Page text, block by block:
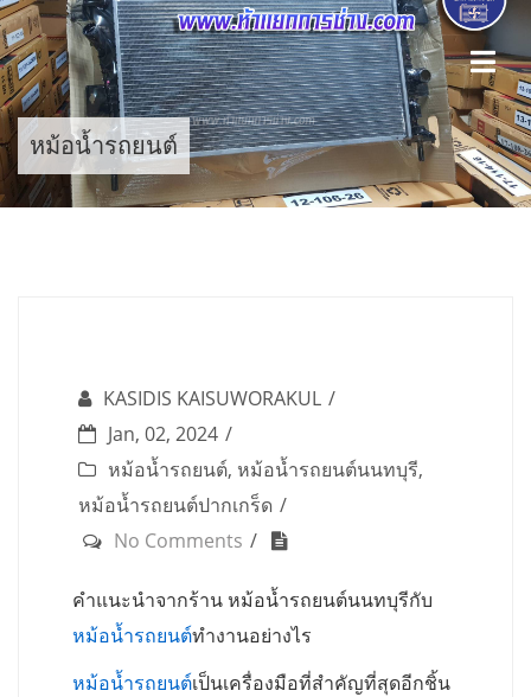
Skip
to
content
หม้อน้ำรถยนต์
KASIDIS KAISUWORAKUL
Jan, 02, 2024
หม้อน้ำรถยนต์, หม้อน้ำรถยนต์นนทบุรี,
หม้อน้ำรถยนต์ปากเกร็ด
No Comments
คำแนะนำจากร้าน หม้อน้ำรถยนต์นนทบุรีกับ
หม้อน้ำรถยนต์ทำงานอย่างไร
หม้อน้ำรถยนต์เป็นเครื่องมือที่สำคัญที่สุดอีกชิ้น